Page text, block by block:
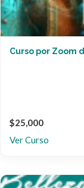
Curso por Zoom
$25,000
Ver Curso